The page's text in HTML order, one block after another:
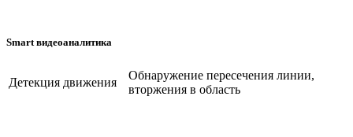
Smart видеоаналитика
Детекция движения
Обнаружение пересечения линии,
вторжения в область